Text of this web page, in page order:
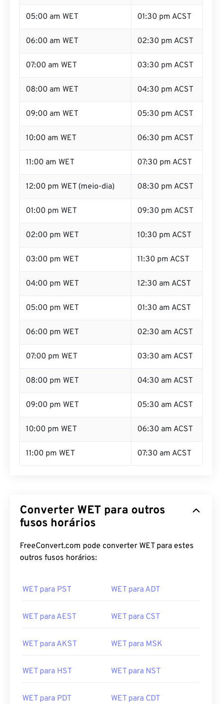
05:00 am WET 01:30 pm ACST
06:00 am WET 02:30 pm ACST
07:00 am WET 03:30 pm ACST
08:00 am WET 04:30 pm ACST
09:00 am WET 05:30 pm ACST
10:00 am WET 06:30 pm ACST
11:00 am WET 07:30 pm ACST
12:00 pm WET (meio-dia) 08:30 pm ACST
01:00 pm WET 09:30 pm ACST
02:00 pm WET 10:30 pm ACST
03:00 pm WET 11:30 pm ACST
04:00 pm WET 12:30 am ACST
05:00 pm WET 01:30 am ACST
06:00 pm WET 02:30 am ACST
07:00 pm WET 03:30 am ACST
08:00 pm WET 04:30 am ACST
09:00 pm WET 05:30 am ACST
10:00 pm WET 06:30 am ACST
11:00 pm WET 07:30 am ACST
Converter WET para outros
fusos horários
FreeConvert.com pode converter WET para estes
outros fusos horários:
WET para PST WET para ADT
WET para AEST WET para CST
WET para AKST WET para MSK
WET para HST WET para NST
WET para PDT WET para CDT